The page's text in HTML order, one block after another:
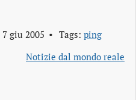
7 giu 2005 Tags: ping
Notizie dal mondo reale